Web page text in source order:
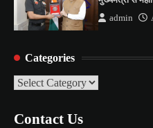
admin
Categories
Categories
Contact Us